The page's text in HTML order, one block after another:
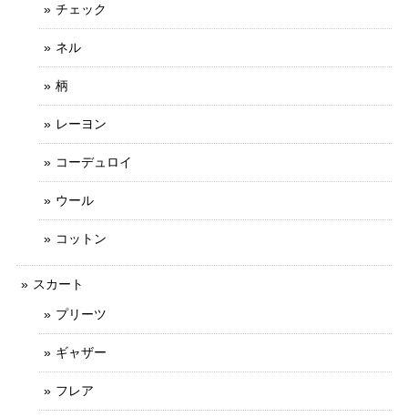
チェック
ネル
柄
レーヨン
コーデュロイ
ウール
コットン
スカート
プリーツ
ギャザー
フレア